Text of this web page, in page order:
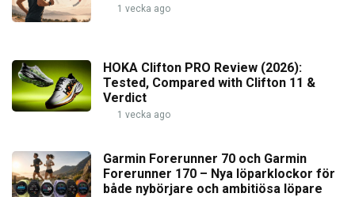
1 vecka ago
HOKA Clifton PRO Review (2026):
Tested, Compared with Clifton 11 &
Verdict
1 vecka ago
Garmin Forerunner 70 och Garmin
Forerunner 170 – Nya löparklockor för
både nybörjare och ambitiösa löpare